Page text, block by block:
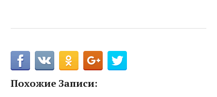
Похожие Записи: